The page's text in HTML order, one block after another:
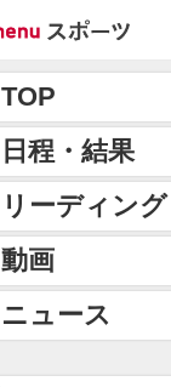
TOP
日程・結果
リーディング
動画
ニュース